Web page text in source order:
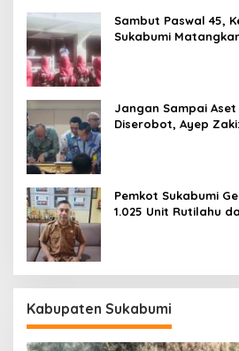
Sambut Paswal 45,
Sukabumi
Jangan Sampai
Diserobot, Ayep
Pemkot Sukabumi
1.025 Unit Rutilahu
Kabupaten Sukabumi